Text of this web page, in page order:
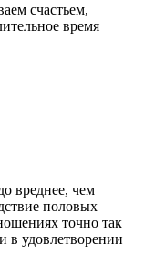
счастьем,
время
вреднее, чем
половых
точно так
в удовлетворении